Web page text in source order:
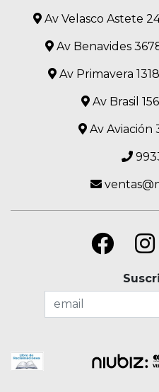
Av Velasco Astete
Av Benavides
Av Primavera
Av Brasil
Av Aviación